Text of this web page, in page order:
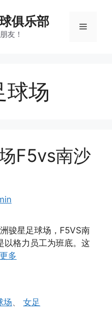
俱乐部
友！
菜
球场
F5vs南沙
骏星足球场，F5VS南
以格力员工为班底。这
多
场、女足